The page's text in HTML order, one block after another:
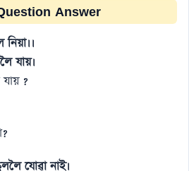
Answer
যায়।
?
যােৱা নাই।